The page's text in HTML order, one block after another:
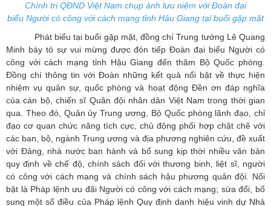
Chính trị QĐND Việt Nam chụp ảnh lưu niệm với Đoàn đại
biểu Người có công với cách mạng tỉnh Hậu Giang tại buổi gặp mặt
Phát biểu tại buổi gặp mặt, đồng chí Trung tướng Lê Quang
Minh bày tỏ sự vui mừng được đón tiếp Đoàn đại biểu Người có
công với cách mạng tỉnh Hậu Giang đến thăm Bộ Quốc phòng.
Đồng chí thông tin với Đoàn những kết quả nổi bật về thực hiện
nhiệm vụ quân sự, quốc phòng và hoạt động Đền ơn đáp nghĩa
của cán bộ, chiến sĩ Quân đội nhân dân Việt Nam trong thời gian
qua. Theo đó, Quân ủy Trung ương, Bộ Quốc phòng lãnh đạo, chỉ
đạo cơ quan chức năng tích cực, chủ động phối hợp chặt chẽ với
các ban, bộ, ngành Trung ương và địa phương nghiên cứu, đề xuất
với Đảng, nhà nước ban hành và bổ sung kịp thời nhiều văn bản
quy định về chế độ, chính sách đối với thương binh, liệt sĩ, người
có công với cách mạng và chính sách hậu phương quân đội. Nổi
bật là Pháp lệnh ưu đãi Người có công với cách mạng; sửa đổi, bổ
sung một số điều của Pháp lệnh Quy định danh hiệu vinh dự Nhà